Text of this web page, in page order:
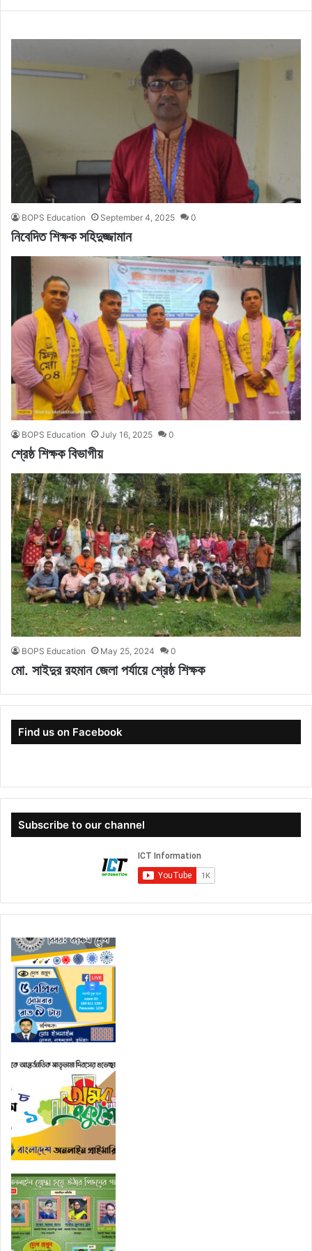
BOPS Education September 4, 2025 0
নিবেদিত শিক্ষক সহিদুজ্জামান
BOPS Education July 16, 2025 0
শ্রেষ্ঠ শিক্ষক বিভাগীয়
BOPS Education May 25, 2024 0
মো. সাইদুর রহমান জেলা পর্যায়ে শ্রেষ্ঠ শিক্ষক
Find us on Facebook
Subscribe to our channel